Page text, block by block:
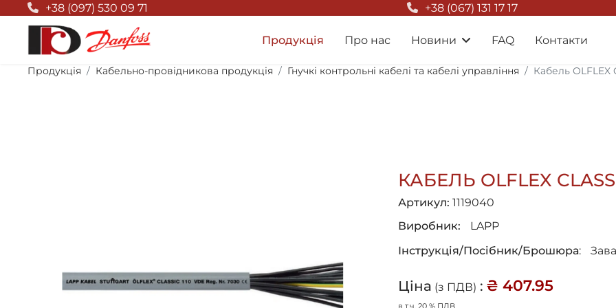
Null Top+38 (097) 530 09 71 +38 (067) 131 17 17
Продукція Про нас Новини FAQ Контакти
Продукція Кабельно-провідникова продукція Гнучкі контрольні кабелі та кабелі управління Кабель OLFLEX
КАБЕЛЬ OLFLEX
Артикул:1119040
Виробник:
LAPP
Інструкція/Посібник/Брошюра:
Ціна (з ПДВ) : ₴ 407.95
в т.ч. 20 % ПДВ